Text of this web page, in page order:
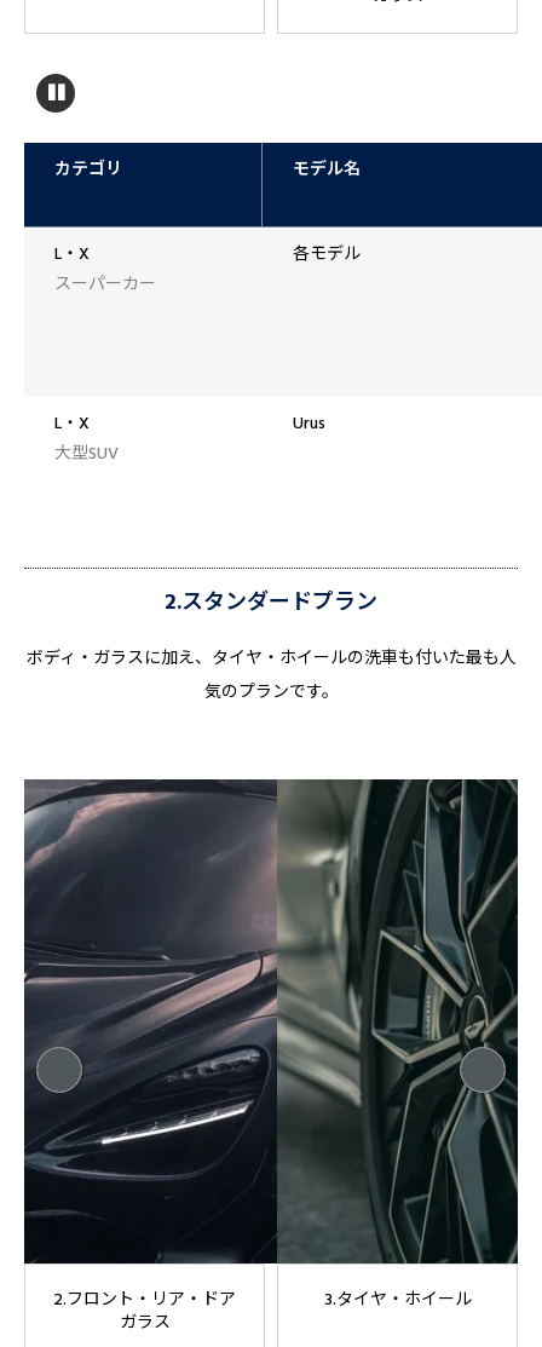
カテゴリ モデル名
L・X
スーパーカー
各モデル
L・X
大型SUV
Urus
2.スタンダードプラン
ボディ・ガラスに加え、タイヤ・ホイールの洗車も付いた最も人
気のプランです。
2.フロント・リア・ドア
ガラス
3.タイヤ・ホイール